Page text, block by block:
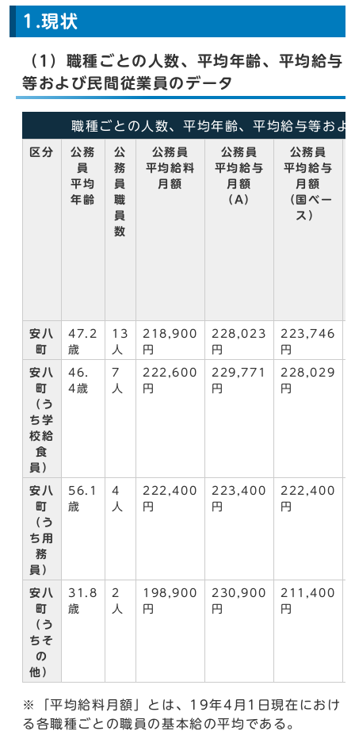
1.現状
（1）職種ごとの人数、平均年齢、平均給与
等および民間従業員のデータ
職種ごとの人数、平均年齢、平均給与等お
区分
公務
員
平均
年齢
公
務
員
職
員
数
公務員
平均給料
月額
公務員
平均給与
月額
（A）
公務員
平均給与
月額
（国ベー
ス）
安八
町
47.2
歳
13
人
218,900
円
228,023
円
223,746
円
安八
町
（う
ち学
校給
食
員）
46．
4歳
7
人
222,600
円
229,771
円
228,029
円
安八
町
（う
ち用
務
員）
56.1
歳
4
人
222,400
円
223,400
円
222,400
円
安八
町
（う
ちそ
の
他）
31.8
歳
2
人
198,900
円
230,900
円
211,400
円
※「平均給料月額」とは、19年4月1日現在におけ
る各職種ごとの職員の基本給の平均である。